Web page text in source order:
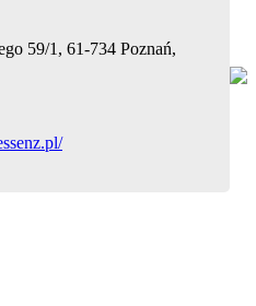
59/1, 61-734 Poznań,